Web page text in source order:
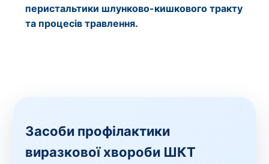
перистальтики шлунково-кишкового тракту
та процесів травлення.
Засоби профілактики
виразкової хвороби ШКТ